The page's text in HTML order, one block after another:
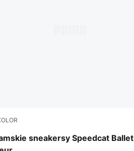
sneakersy Speedcat Ballet
Black-PUMA Black